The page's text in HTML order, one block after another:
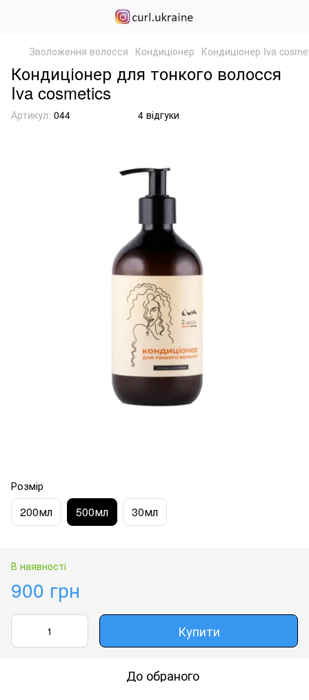
Зволоження волосся Кондиціонер Кондиціонер Iva
Кондиціонер для тонкого волосся
Iva cosmetics
Артикул: 044 4 відгуки
Розмір
200мл 500мл 30мл
В наявності
900 грн
Купити
До обраного